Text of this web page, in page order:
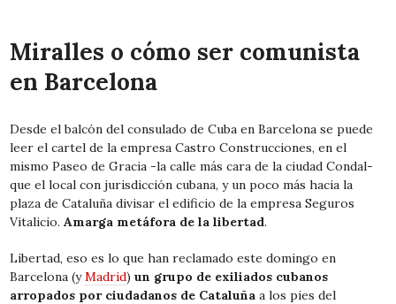
Miralles o cómo ser comunista
en Barcelona
Desde el balcón del consulado de Cuba en Barcelona se puede
leer el cartel de la empresa Castro Construcciones, en el
mismo Paseo de Gracia -la calle más cara de la ciudad Condal-
que el local con jurisdicción cubana, y un poco más hacia la
plaza de Cataluña divisar el edificio de la empresa Seguros
Vitalicio.Amarga metáfora de la libertad.
Libertad, eso es lo que han reclamado este domingo en
Barcelona (yMadrid)un grupo de exiliados cubanos
arropados por ciudadanos de Cataluña a los pies del